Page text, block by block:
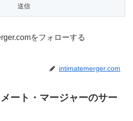
をフォローする
intimatemerger.com
ート・マージャーのサー